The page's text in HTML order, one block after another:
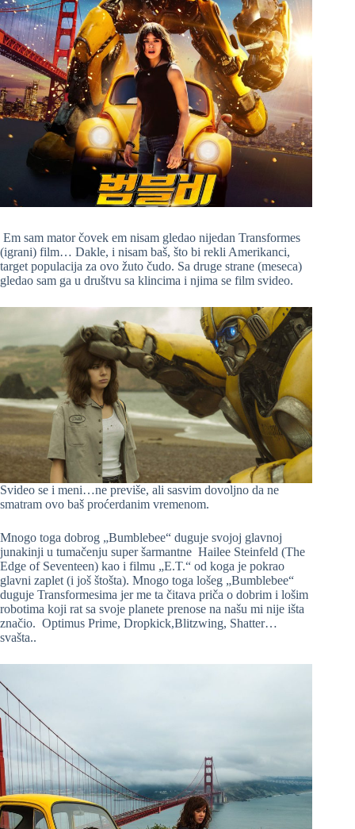
Em sam mator čovek em nisam gledao nijedan Transformes
(igrani) film… Dakle, i nisam baš, što bi rekli Amerikanci,
target populacija za ovo žuto čudo. Sa druge strane (meseca)
gledao sam ga u društvu sa klincima i njima se film svideo.
Svideo se i meni…ne previše, ali sasvim dovoljno da ne
smatram ovo baš proćerdanim vremenom.
Mnogo toga dobrog „Bumblebee“ duguje svojoj glavnoj
junakinji u tumačenju super šarmantne Hailee Steinfeld (The
Edge of Seventeen) kao i filmu „E.T.“ od koga je pokrao
glavni zaplet (i još štošta). Mnogo toga lošeg „Bumblebee“
duguje Transformesima jer me ta čitava priča o dobrim i lošim
robotima koji rat sa svoje planete prenose na našu mi nije išta
značio. Optimus Prime, Dropkick,Blitzwing, Shatter…
svašta..